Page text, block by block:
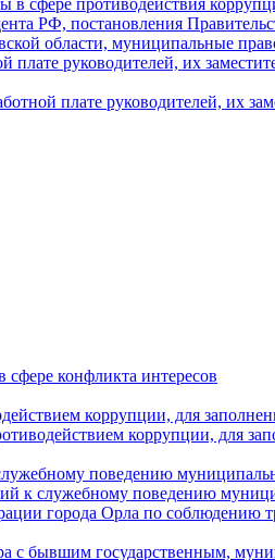
сфере противодействия
РФ, постановления
области, муниципальные
плате руководителей, их
плате руководителей, их
конфликта интересов
коррупции, для
коррупции, для
поведению
к служебному поведению
города Орла по соблюдению
с бывшим государственным,